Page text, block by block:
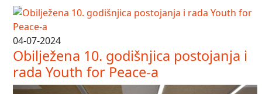
04-07-2024
Obilježena 10. godišnjica postojanja i
rada Youth for Peace-a